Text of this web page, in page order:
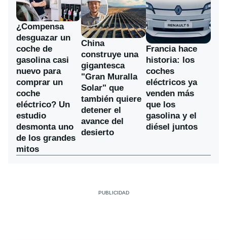
¿Compensa
desguazar un
coche de
gasolina casi
nuevo para
comprar un
coche
eléctrico? Un
estudio
desmonta uno
de los grandes
mitos
China
construye una
gigantesca
"Gran Muralla
Solar" que
también quiere
detener el
avance del
desierto
Francia hace
historia: los
coches
eléctricos ya
venden más
que los
gasolina y el
diésel juntos